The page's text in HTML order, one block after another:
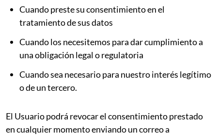
Cuando preste su consentimiento en el
tratamiento de sus datos
Cuando los necesitemos para dar cumplimiento a
una obligación legal o regulatoria
Cuando sea necesario para nuestro interés legítimo
o de un tercero.
El Usuario podrá revocar el consentimiento prestado
en cualquier momento enviando un correo a